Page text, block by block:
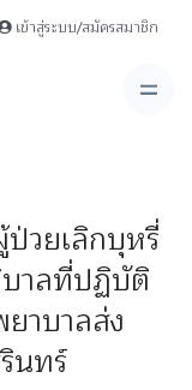
เข้าสู่ระบบ/สมัครสมาชิก
วยเลิกบุหรี่
าลที่ปฏิบัติ
ยาบาลส่ง
นทร์